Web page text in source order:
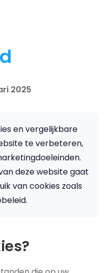
2025
en vergelijkbare
te verbeteren,
deze website gaat
van cookies zoals